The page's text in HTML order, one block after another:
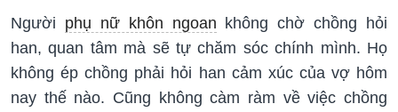
Người phụ nữ khôn ngoan không chờ chồng hỏi
han, quan tâm mà sẽ tự chăm sóc chính mình. Họ
không ép chồng phải hỏi han cảm xúc của vợ hôm
nay thế nào. Cũng không càm ràm về việc chồng